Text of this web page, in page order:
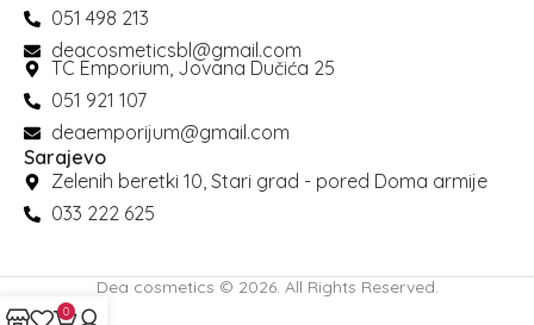
051 498 213
deacosmeticsbl@gmail.com
TC Emporium, Jovana Dučića 25
051 921 107
deaemporijum@gmail.com
Sarajevo
Zelenih beretki 10, Stari grad - pored Doma armije
033 222 625
Dea cosmetics © 2026. All Rights Reserved.
0